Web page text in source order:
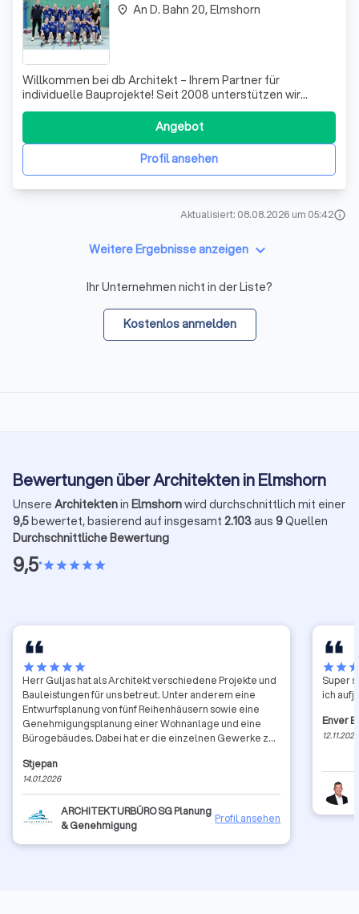
Willkommen bei db Architekt – Ihrem Partner für
individuelle Bauprojekte! Seit 2008 unterstützen wir
Bauherren in allen Phasen ihres Vorhabens, von den
ersten Ideen bis zum Einzug und darüber hinaus. Wir
zeichnen uns durch unsere umfassende
Bauherrenberatung aus und entwickeln
maßgeschneiderte KonzeProfil ansehen
Angebot
place An D. Bahn 20, Elmshorn
Aktualisiert: 08.08.2026 um 05:42info
Weitere Ergebnisse anzeigen keyboard_arrow_down
Ihr Unternehmen nicht in der Liste?
Kostenlos anmelden
Bewertungen über Architekten in Elmshorn
Unsere Architektenin Elmshornwird durchschnittlich mit einer
9,5bewertet, basierend auf insgesamt 2.103aus 9Quellen
Durchschnittliche Bewertung
9,5•starstarstarstarstar
starstarstarstarstar
Herr Guljas hat als Architekt verschiedene Projekte und
Bauleistungen für uns betreut. Unter anderem eine
Entwurfsplanung von fünf Reihenhäusern sowie eine
Genehmigungsplanung einer Wohnanlage und eine
Bürogebäudes. Dabei hat er die einzelnen Gewerke zu
und kostentechnisch überwacht. Sowohl mit den
konkreten Ausführungsarbeiten als auch dem Bauzeit-
und Entwurfsplanungen waren wir jederzeit so
zufrieden, das wir auch im Zukunft alle weiteren
Bauvorhaben mit Herrn Guljas umsetzen werden.
Stjepan
14.01.2026
ARCHITEKTURBÜRO SG Planung
& Genehmigung
Profil ansehen
starstar
Super
ich
Enver
12.11.2025